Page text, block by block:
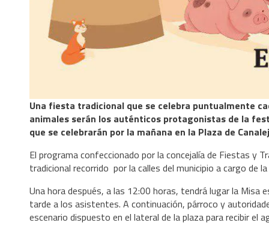
Una fiesta tradicional que se celebra puntualmente
animales serán los auténticos protagonistas de la
que se celebrarán por la mañana en la Plaza de
El programa confeccionado por la concejalía de Fiestas y
tradicional recorrido por la calles del municipio a cargo de
Una hora después, a las 12:00 horas, tendrá lugar la Misa
tarde a los asistentes. A continuación, párroco y
escenario dispuesto en el lateral de la plaza para recibir el